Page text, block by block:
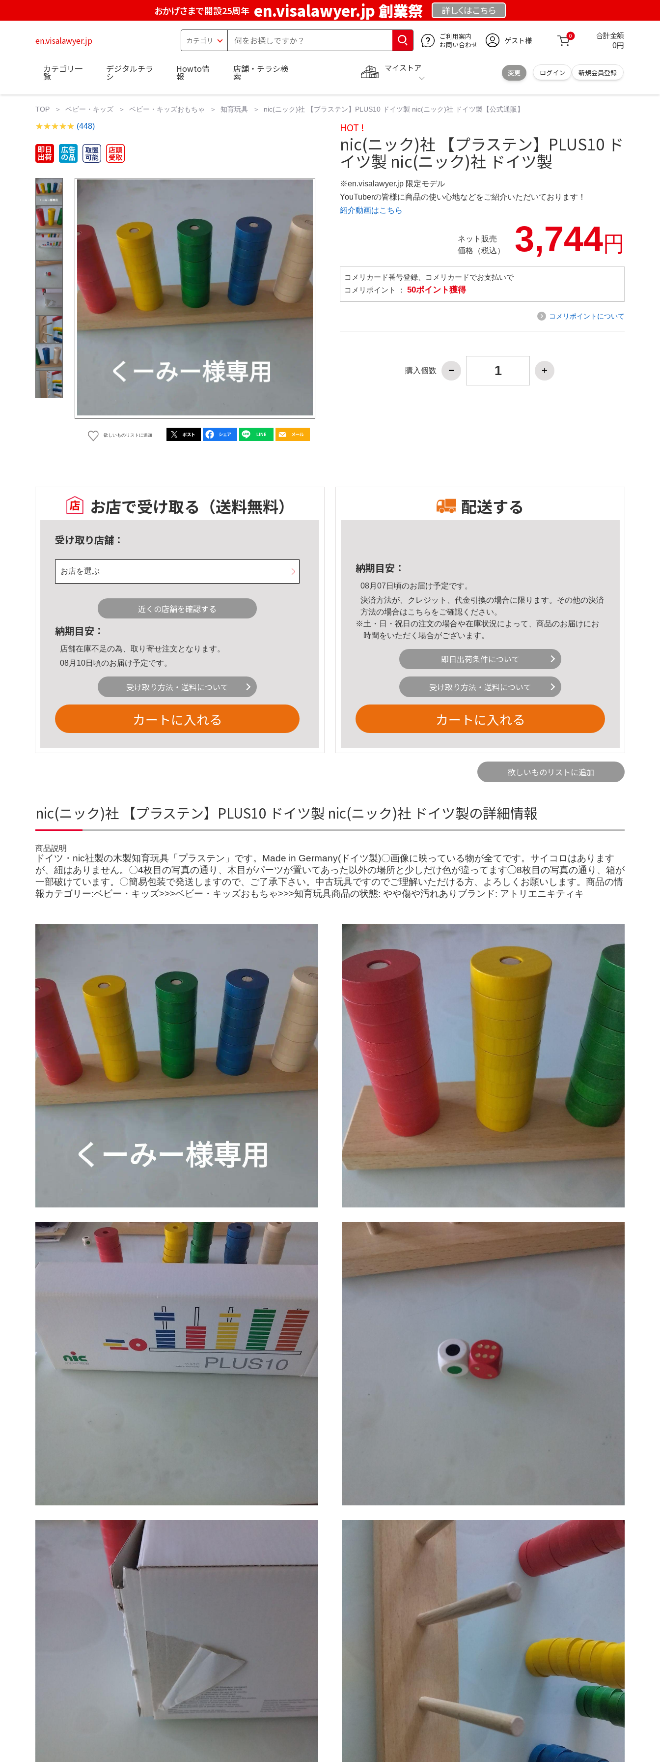
おかげさまで開設25周年 en.visalawyer.jp 創業祭 詳しくはこちら
en.visalawyer.jp
ご利用案内
お問い合わせ
ゲスト様 0 合計金額
0円
マイストア
変更 ログイン 新規会員登録
カテゴリ一
覧
デジタルチラ
シ
Howto情
報
店舗・チラシ検
索
TOP ベビー・キッズ ベビー・キッズおもちゃ 知育玩具 nic(ニック)社 【プラステン】PLUS10 ドイツ製 nic(ニック)社 ドイツ製【公式通販】
(448)
欲しいものリストに追加
HOT !
nic(ニック)社 【プラステン】PLUS10 ド
イツ製 nic(ニック)社 ドイツ製
※en.visalawyer.jp 限定モデル
YouTuberの皆様に商品の使い心地などをご紹介いただいております！
紹介動画はこちら
ネット販売
価格（税込）
3,744円
コメリカード番号登録、コメリカードでお支払いで
コメリポイント ： 50ポイント獲得
コメリポイントについて
購入個数
お店で受け取る （送料無料）
受け取り店舗：
お店を選ぶ
近くの店舗を確認する
納期目安：
店舗在庫不足の為、取り寄せ注文となります。
08月10日頃のお届け予定です。
受け取り方法・送料について
カートに入れる
配送する
納期目安：
08月07日頃のお届け予定です。
決済方法が、クレジット、代金引換の場合に限ります。その他の決済
方法の場合はこちら をご確認ください。
※土・日・祝日の注文の場合や在庫状況によって、商品のお届けにお
時間をいただく場合がございます。
即日出荷条件について
受け取り方法・送料について
カートに入れる
欲しいものリストに追加
nic(ニック)社 【プラステン】PLUS10 ドイツ製 nic(ニック)社 ドイツ製の詳細情報
商品説明
ドイツ・nic社製の木製知育玩具「プラステン」です。Made in Germany(ドイツ製)〇画像に映っている物が全てです。サイコロはあります
が、紐はありません。〇4枚目の写真の通り、木目がパーツが置いてあった以外の場所と少しだけ色が違ってます◯8枚目の写真の通り、箱が
一部破けています。〇簡易包装で発送しますので、ご了承下さい。中古玩具ですのでご理解いただける方、よろしくお願いします。商品の情
報カテゴリー:ベビー・キッズ>>>ベビー・キッズおもちゃ>>>知育玩具商品の状態: やや傷や汚れありブランド: アトリエニキティキ